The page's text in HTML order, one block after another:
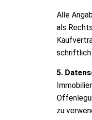
Alle
als
schriftlich
5.
zu